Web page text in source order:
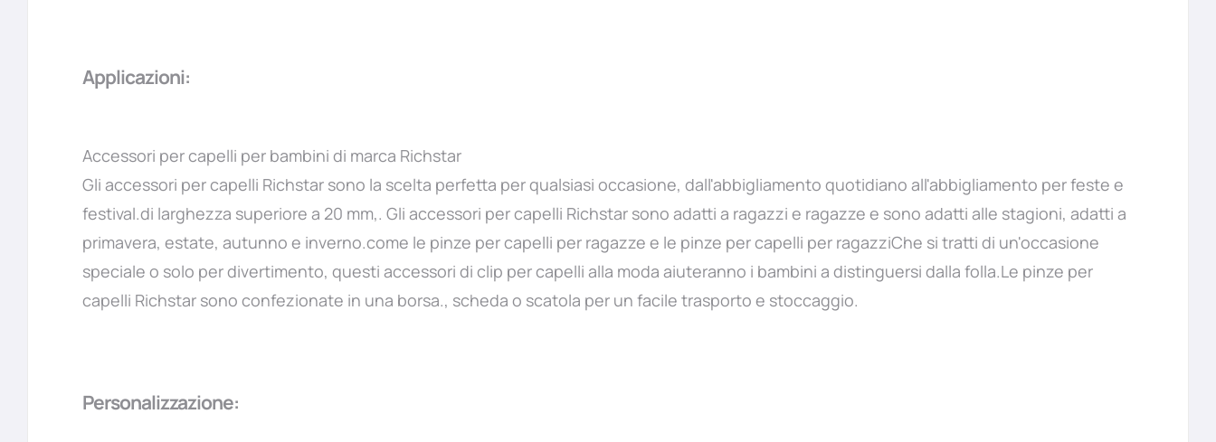
Applicazioni:
Accessori per capelli per bambini di marca Richstar
Gli accessori per capelli Richstar sono la scelta perfetta per qualsiasi occasione, dall'abbigliamento quotidiano all'abbigliamento per feste e
festival.di larghezza superiore a 20 mm,. Gli accessori per capelli Richstar sono adatti a ragazzi e ragazze e sono adatti alle stagioni, adatti a
primavera, estate, autunno e inverno.come le pinze per capelli per ragazze e le pinze per capelli per ragazziChe si tratti di un'occasione
speciale o solo per divertimento, questi accessori di clip per capelli alla moda aiuteranno i bambini a distinguersi dalla folla.Le pinze per
capelli Richstar sono confezionate in una borsa., scheda o scatola per un facile trasporto e stoccaggio.
Personalizzazione: